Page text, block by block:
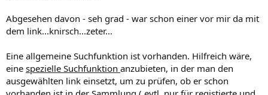
Abgesehen davon - seh grad - war schon einer vor mir da mit
dem link...knirsch...zeter...
Eine allgemeine Suchfunktion ist vorhanden. Hilfreich wäre,
eine spezielle Suchfunktion anzubieten, in der man den
ausgewählten link einsetzt, um zu prüfen, ob er schon